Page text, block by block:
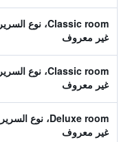
Classic room، نوع السرير
غير معروف
Classic room، نوع السرير
غير معروف
Deluxe room، نوع السرير
غير معروف